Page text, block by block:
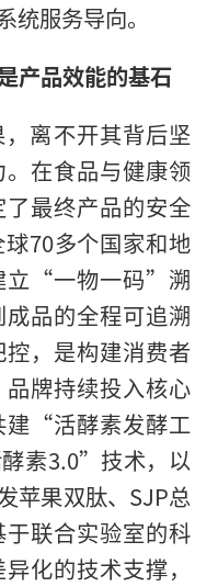
服务导向。
产品效能的基石
离不开其背后坚
在食品与健康领
最终产品的安全
70多个国家和地
立“一物一码”溯
品的全程可追溯
，是构建消费者
牌持续投入核心
建“活酵素发酵工
素3.0”技术，以
苹果双肽、SJP总
联合实验室的科
化的技术支撑，